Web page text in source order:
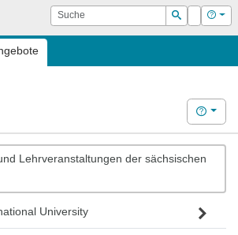
Suche
Suchen
Login Hilfe
Hilfe
Lehrveranstaltungen der sächsischen
University